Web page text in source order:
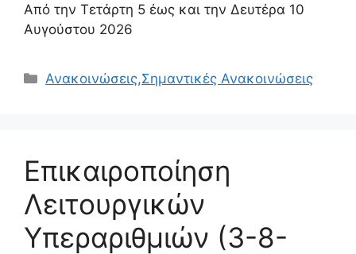
Από την Τετάρτη 5 έως και την Δευτέρα 10
Αυγούστου 2026
Κατηγορίες
Ανακοινώσεις,Σημαντικές Ανακοινώσεις
Επικαιροποίηση
Λειτουργικών
Υπεραριθμιών (3-8-